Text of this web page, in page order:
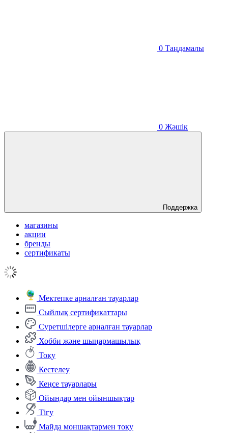
0 Таңдамалы
0 Жәшік
Поддержка
магазины
акции
бренды
сертификаты
Мектепке арналған тауарлар
Сыйлық сертификаттары
Суретшілерге арналған тауарлар
Хобби және шыңармашылық
Тоқу
Кестелеу
Кеңсе тауарлары
Ойындар мен ойыншықтар
Тігу
Майда моншақтармен тоқу